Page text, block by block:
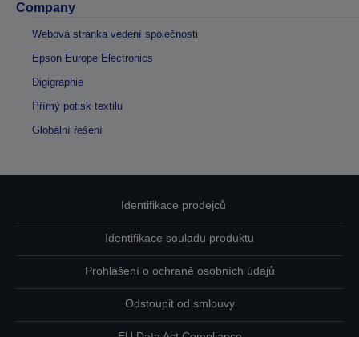
Company
Webová stránka vedení společnosti
Epson Europe Electronics
Digigraphie
Přímý potisk textilu
Globální řešení
Identifikace prodejců
Identifikace souladu produktu
Prohlášení o ochraně osobních údajů
Odstoupit od smlouvy